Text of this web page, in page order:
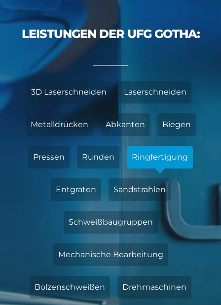
LEISTUNGEN DER UFG GOTHA:
3D Laserschneiden Laserschneiden
Metalldrücken Abkanten Biegen
Pressen Runden Ringfertigung
Entgraten Sandstrahlen
Schweißbaugruppen
Mechanische Bearbeitung
Bolzenschweißen Drehmaschinen